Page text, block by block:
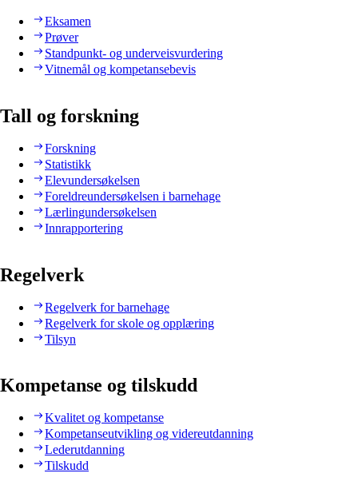
Eksamen
Prøver
Standpunkt- og underveisvurdering
Vitnemål og kompetansebevis
Tall og forskning
Forskning
Statistikk
Elevundersøkelsen
Foreldreundersøkelsen i barnehage
Lærlingundersøkelsen
Innrapportering
Regelverk
Regelverk for barnehage
Regelverk for skole og opplæring
Tilsyn
Kompetanse og tilskudd
Kvalitet og kompetanse
Kompetanseutvikling og videreutdanning
Lederutdanning
Tilskudd